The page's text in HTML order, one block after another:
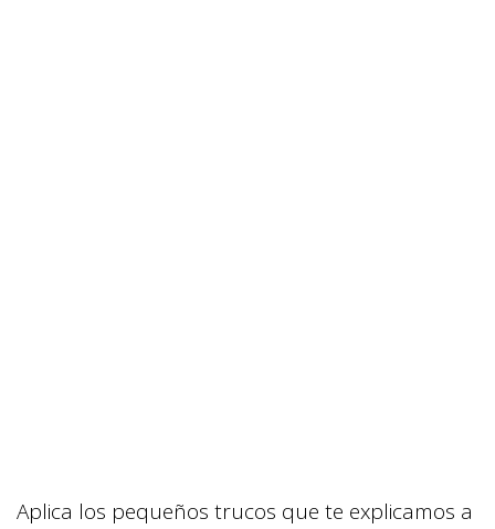
Aplica los pequeños trucos que te explicamos a